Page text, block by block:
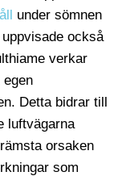
under sömnen
också
verkar
Detta bidrar till
luftvägarna
orsaken
som